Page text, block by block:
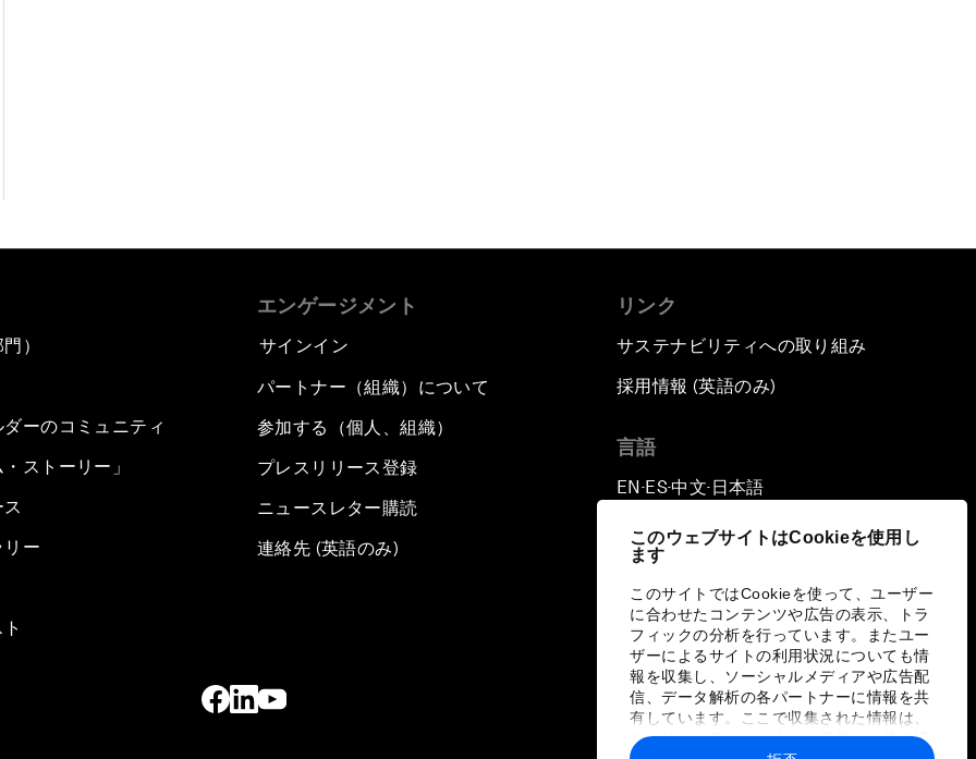
このウェブサイトはCookieを使用し
ます
このサイトではCookieを使って、ユーザー
に合わせたコンテンツや広告の表示、トラ
フィックの分析を行っています。またユー
ザーによるサイトの利用状況についても情
報を収集し、ソーシャルメディアや広告配
信、データ解析の各パートナーに情報を共
有しています。ここで収集された情報は、
ユーザーが各パートナーに提供した他の情
）
ーのコミュニティ
ストーリー」
ー
エンゲージメント
サインイン
パートナー（組織）について
参加する（個人、組織）
プレスリリース登録
ニュースレター購読
連絡先 (英語のみ)
リンク
サステナビリティへの取り組み
採用情報 (英語のみ)
言語
EN ▪ ES▪中文▪ 日本語